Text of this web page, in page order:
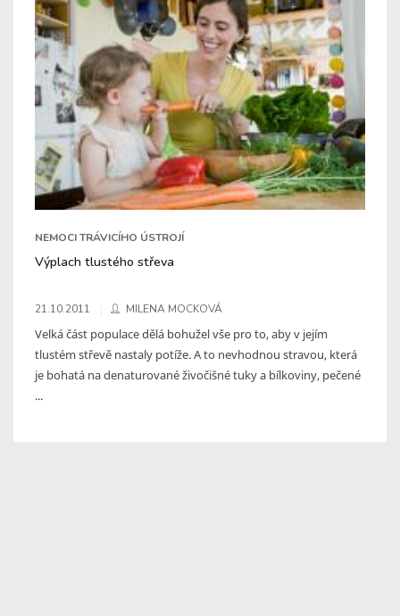
NEMOCI TRÁVICÍHO ÚSTROJÍ
Výplach tlustého střeva
21.10.2011 MILENA MOCKOVÁ
Velká část populace dělá bohužel vše pro to, aby v jejím
tlustém střevě nastaly potíže. A to nevhodnou stravou, která
je bohatá na denaturované živočišné tuky a bílkoviny, pečené
...